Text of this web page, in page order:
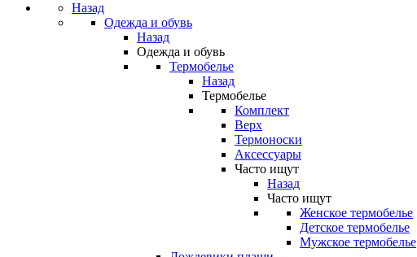
Назад
Одежда и обувь
Назад
Одежда и обувь
Термобелье
Назад
Термобелье
Комплект
Верх
Термоноски
Аксессуары
Часто ищут
Назад
Часто ищут
Женское термобелье
Детское термобелье
Мужское термобелье